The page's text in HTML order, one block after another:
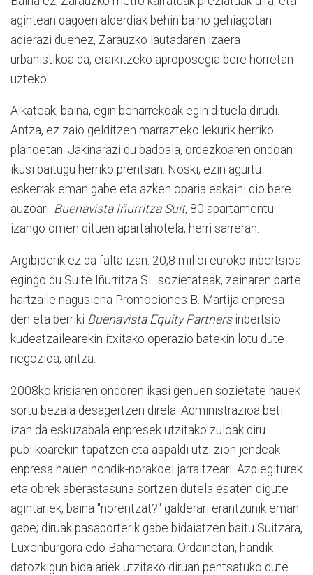
agintean dagoen alderdiak behin baino gehiagotan
adierazi duenez, Zarauzko lautadaren izaera
urbanistikoa da, eraikitzeko aproposegia bere horretan
uzteko.
Alkateak, baina, egin beharrekoak egin dituela dirudi.
Antza, ez zaio gelditzen marrazteko lekurik herriko
planoetan. Jakinarazi du badoala, ordezkoaren ondoan
ikusi baitugu herriko prentsan. Noski, ezin agurtu
eskerrak eman gabe eta azken oparia eskaini dio bere
auzoari: Buenavista Iñurritza Suit, 80 apartamentu
izango omen dituen apartahotela, herri sarreran.
Argibiderik ez da falta izan: 20,8 milioi euroko inbertsioa
egingo du Suite Iñurritza SL sozietateak, zeinaren parte
hartzaile nagusiena Promociones B. Martija enpresa
den eta berriki Buenavista Equity Partnersinbertsio
kudeatzailearekin itxitako operazio batekin lotu dute
negozioa, antza.
2008ko krisiaren ondoren ikasi genuen sozietate hauek
sortu bezala desagertzen direla. Administrazioa beti
izan da eskuzabala enpresek utzitako zuloak diru
publikoarekin tapatzen eta aspaldi utzi zion jendeak
enpresa hauen nondik-norakoei jarraitzeari. Azpiegiturek
eta obrek aberastasuna sortzen dutela esaten digute
agintariek, baina "norentzat?" galderari erantzunik eman
gabe; diruak pasaporterik gabe bidaiatzen baitu Suitzara,
Luxenburgora edo Bahametara. Ordainetan, handik
datozkigun bidaiariek utzitako diruan pentsatuko dute...